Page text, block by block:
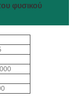
φυσικού